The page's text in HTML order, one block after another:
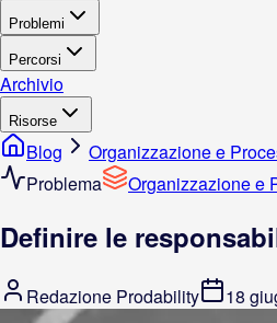
Problemi
Percorsi
Archivio
Risorse
Blog Organizzazione e
Problema
Organizzazione e
Definire le
Redazione Prodability 18